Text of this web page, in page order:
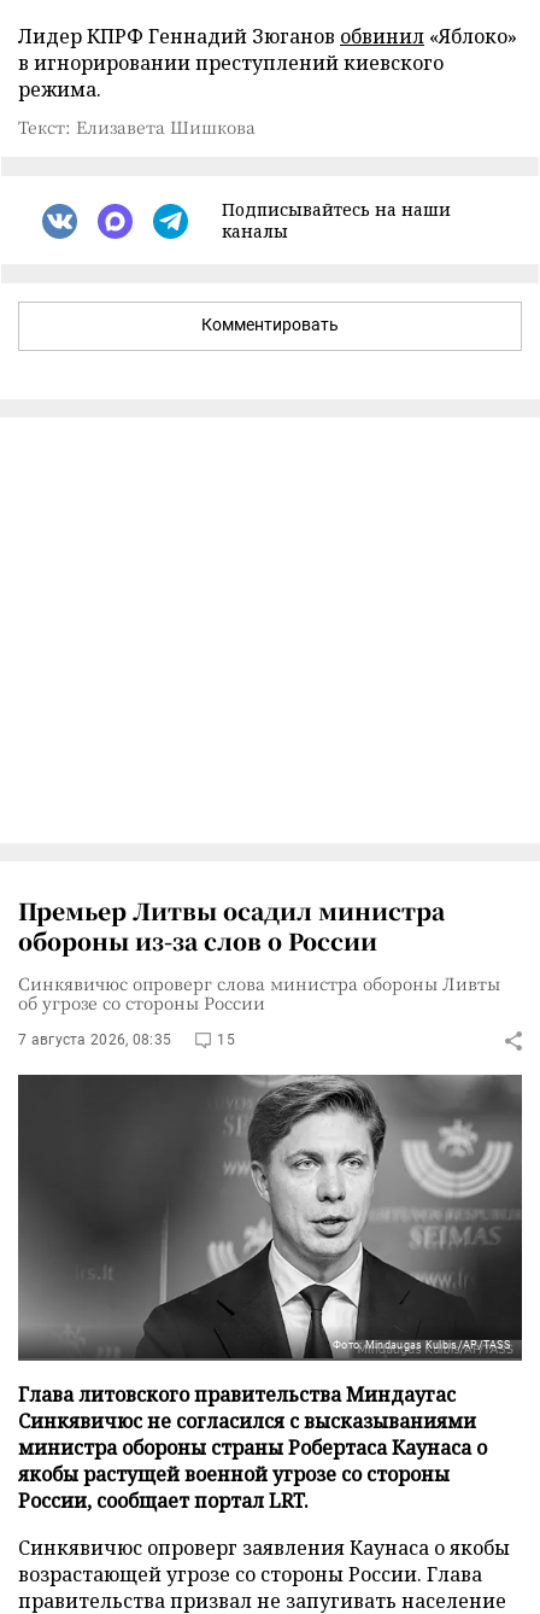
Лидер КПРФ Геннадий Зюганов обвинил «Яблоко»
в игнорировании преступлений киевского
режима.
Текст: Елизавета Шишкова
Подписывайтесь на наши
каналы
Комментировать
Премьер Литвы осадил министра
обороны из-за слов о России
Синкявичюс опроверг слова министра обороны Ливты
об угрозе со стороны России
7 августа 2026, 08:35 15
Фото: Mindaugas Kulbis/AP/TASS
Глава литовского правительства Миндаугас
Синкявичюс не согласился с высказываниями
министра обороны страны Робертаса Каунаса о
якобы растущей военной угрозе со стороны
России, сообщает портал LRT.
Синкявичюс опроверг заявления Каунаса о якобы
возрастающей угрозе со стороны России. Глава
правительства призвал не запугивать население